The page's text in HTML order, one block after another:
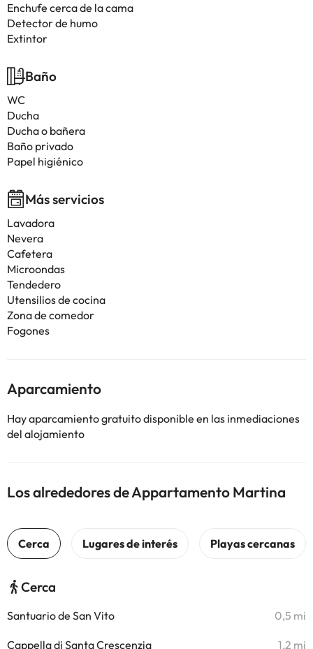
Enchufe cerca de la cama
Detector de humo
Extintor
Baño
WC
Ducha
Ducha o bañera
Baño privado
Papel higiénico
Más servicios
Lavadora
Nevera
Cafetera
Microondas
Tendedero
Utensilios de cocina
Zona de comedor
Fogones
Aparcamiento
Hay aparcamiento gratuito disponible en las inmediaciones
del alojamiento
Los alrededores de Appartamento Martina
Cerca
Santuario de San Vito 0,5 mi
Cappella di Santa Crescenzia 1,2 mi